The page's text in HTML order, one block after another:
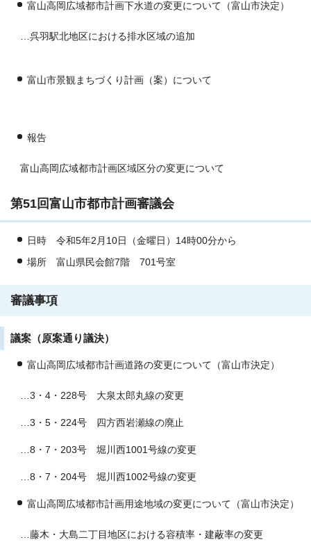
富山高岡広域都市計画下水道の変更について（富山市決定）
…呉羽駅北地区における排水区域の追加
富山市景観まちづくり計画（案）について
報告
富山高岡広域都市計画区域区分の変更について
第51回富山市都市計画審議会
日時 令和5年2月10日（金曜日）14時00分から
場所 富山県民会館7階 701号室
審議事項
議案（原案通り議決）
富山高岡広域都市計画道路の変更について（富山市決定）
…3・4・228号 大泉太郎丸線の変更
…3・5・224号 四方西岩瀬線の廃止
…8・7・203号 堀川西1001号線の変更
…8・7・204号 堀川西1002号線の変更
富山高岡広域都市計画用途地域の変更について（富山市決定）
…藤木・大島二丁目地区における容積率・建蔽率の変更